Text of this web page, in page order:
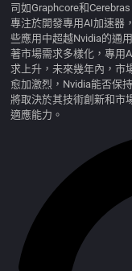
司如Graphcore和
專注於開發專用AI加速器
些應用中超越Nvidia的通
著市場需求多樣化，專用
求上升，未來幾年內，市
愈加激烈，Nvidia能否保
將取決於其技術創新和市
適應能力。